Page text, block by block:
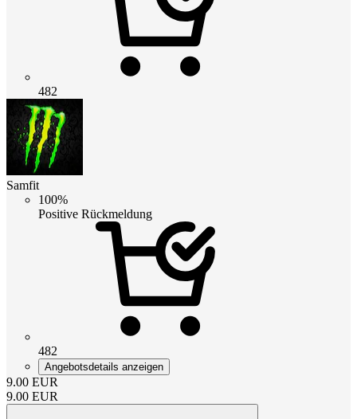
482
Samfit
100%
Positive Rückmeldung
482
Angebotsdetails anzeigen
9.00 EUR
9.00 EUR